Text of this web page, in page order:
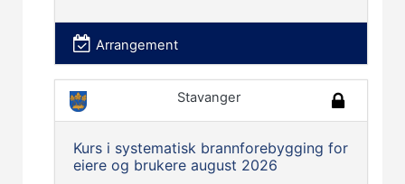
Arrangement
Stavanger
Kurs i systematisk brannforebygging for
eiere og brukere august 2026